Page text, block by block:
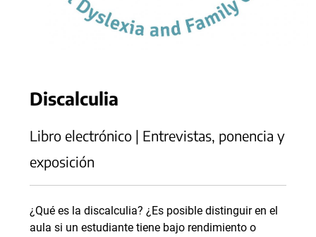
Discalculia
Libro electrónico | Entrevistas, ponencia y
exposición
¿Qué es la discalculia? ¿Es posible distinguir en el
aula si un estudiante tiene bajo rendimiento o